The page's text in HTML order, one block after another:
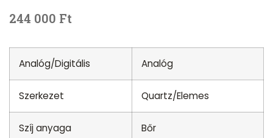
244 000 Ft
Analóg/Digitális Analóg
Szerkezet Quartz/Elemes
Szíj anyaga Bőr